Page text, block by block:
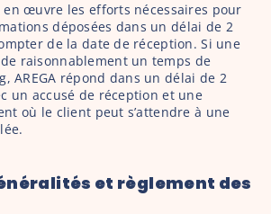
en œuvre les efforts nécessaires pour
déposées dans un délai de 2
de la date de réception. Si une
raisonnablement un temps de
AREGA répond dans un délai de 2
un accusé de réception et une
où le client peut s’attendre à une
et règlement des